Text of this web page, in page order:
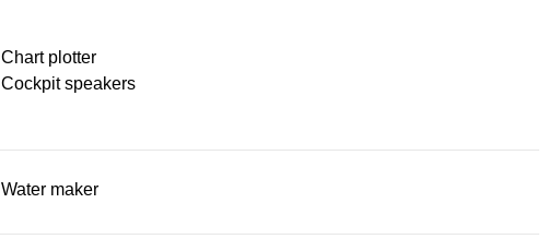
Chart plotter
Cockpit speakers
Water maker